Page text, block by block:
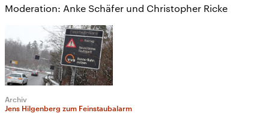
Moderation: Anke Schäfer und Christopher Ricke
Archiv
Jens Hilgenberg zum Feinstaubalarm